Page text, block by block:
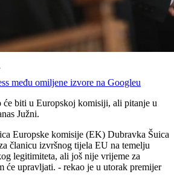
među omiljene izvore na Googleu
će biti u Europskoj komisiji, ali pitanje u
Južni.
Europske komisije (EK) Dubravka Šuica
članicu izvršnog tijela EU na temelju
legitimiteta, ali još nije vrijeme za
će upravljati. - rekao je u utorak premijer